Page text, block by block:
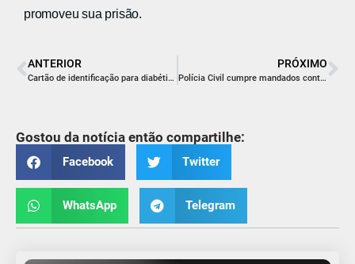
promoveu sua prisão.
ANTERIOR
Cartão de identificação para diabéticos reforça segurança em situações de emergência
PRÓXIMO
Polícia Civil cumpre mandados contra suspeitos de armazenamento de conteúdo de exploração sexual infantojuvenil
Gostou da notícia então compartilhe:
Facebook Twitter
WhatsApp Telegram